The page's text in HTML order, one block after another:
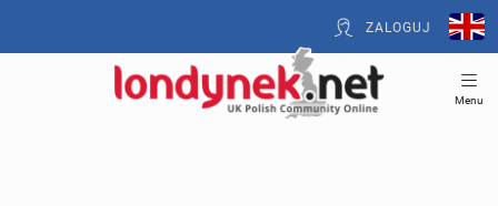
ZALOGUJ
Menu